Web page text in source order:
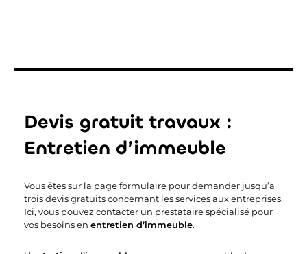
Devis gratuit travaux :
Entretien d’immeuble
Vous êtes sur la page formulaire pour demander jusqu’à
trois devis gratuits concernant les services aux entreprises.
Ici, vous pouvez contacter un prestataire spécialisé pour
vos besoins en entretien d’immeuble.